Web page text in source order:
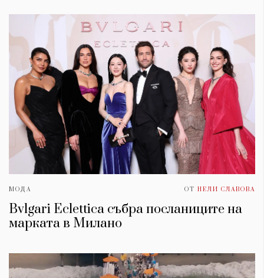
МОДА ОТ НЕЛИ СЛАВОВА
Bvlgari Eclettica събра посланиците на
марката в Милано